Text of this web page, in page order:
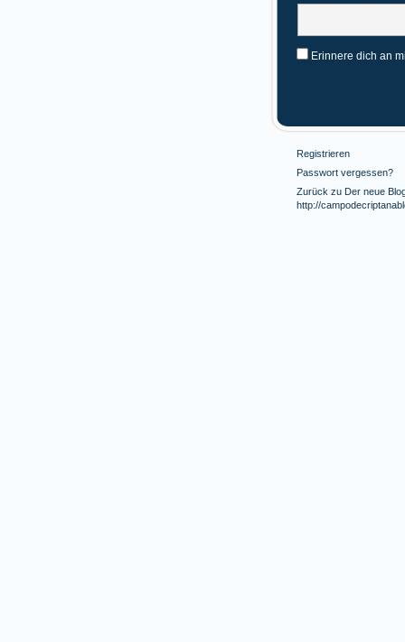
Erinnere dich an
Registrieren
Passwort vergessen?
Zurück zu Der neue
http://